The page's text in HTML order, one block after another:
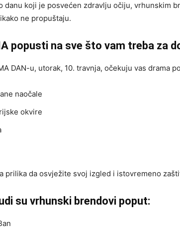
danu koji je posvećen zdravlju očiju, vrhunskim
ne propuštaju.
popusti na sve što vam treba za
DAN-u, utorak, 10. travnja, očekuju vas drama
naočale
okvire
prilika da osvježite svoj izgled i istovremeno
su vrhunski brendovi poput: